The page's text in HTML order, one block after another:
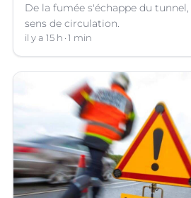
De la fumée s'échappe du
sens de circulation.
il y a 15 h 1 min